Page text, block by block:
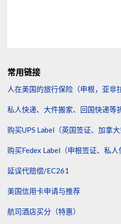
常用链接
人在美国的旅行保险（申根，亚非
私人快递、大件搬家、回国快递等
购买UPS Label（英国签证、加拿
购买Fedex Label（申根签证、私人
延误代赔偿/EC261
美国信用卡申请与推荐
航司酒店买分（特惠）